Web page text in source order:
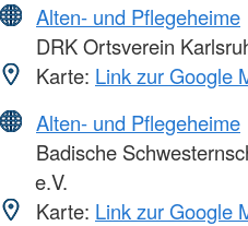
Alten- und Pflegeheime
DRK Ortsverein
Karte: Link zur Google
Alten- und Pflegeheime
Badische
e.V.
Karte: Link zur Google